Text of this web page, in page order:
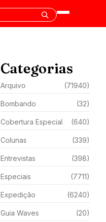
Categorias
Arquivo (71940)
Bombando (32)
Cobertura Especial (640)
Colunas (339)
Entrevistas (398)
Especiais (7711)
Expedição (6240)
Guia Waves (20)